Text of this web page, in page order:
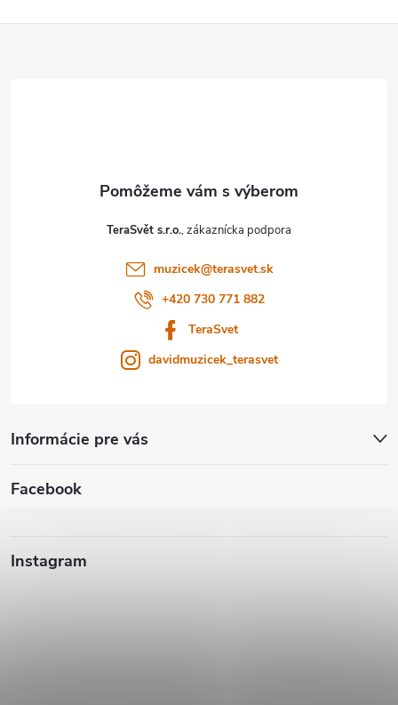
TeraSvět s.r.o.
muzicek@terasvet.sk
+420 730 771 882
TeraSvet
davidmuzicek_terasvet
Informácie pre vás
Facebook
Instagram